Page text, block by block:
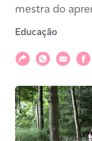
mestra do
Educação
Compartilhar
Compartilhar